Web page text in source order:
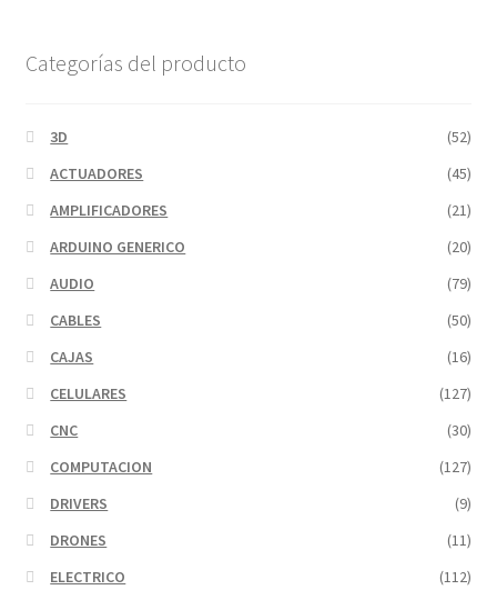
Categorías del producto
3D
(52)
ACTUADORES
(45)
AMPLIFICADORES
(21)
ARDUINO GENERICO
(20)
AUDIO
(79)
CABLES
(50)
CAJAS
(16)
CELULARES
(127)
CNC
(30)
COMPUTACION
(127)
DRIVERS
(9)
DRONES
(11)
ELECTRICO
(112)